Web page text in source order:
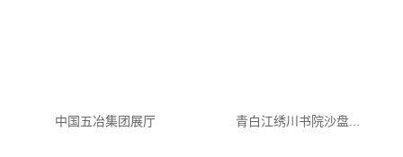
中国五冶集团展厅 青白江绣川书院沙盘...